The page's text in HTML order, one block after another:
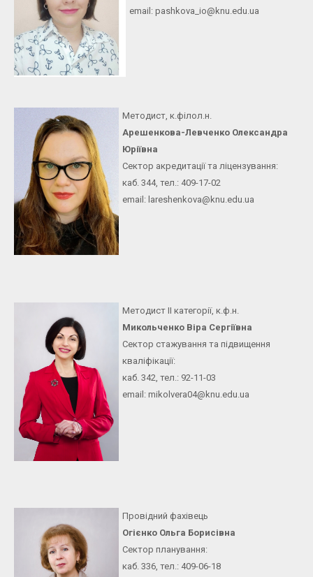
email: pashkova_io@knu.edu.ua
Методист, к.філол.н.
Арешенкова-Левченко Олександра
Юріївна
Сектор акредитації та ліцензування:
каб. 344, тел.: 409-17-02
email: lareshenkova@knu.edu.ua
Методист ІІ категорії, к.ф.н.
Микольченко Віра Сергіївна
Сектор стажування та підвищення
кваліфікації:
каб. 342, тел.: 92-11-03
email: mikolvera04@knu.edu.ua
Провідний фахівець
Огієнко Ольга Борисівна
Сектор планування:
каб. 336, тел.: 409-06-18